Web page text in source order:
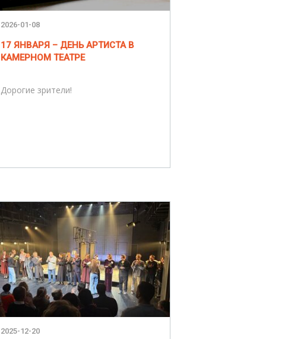
2026-01-08
17 ЯНВАРЯ – ДЕНЬ АРТИСТА В
КАМЕРНОМ ТЕАТРЕ
Дорогие зрители!
2025-12-20